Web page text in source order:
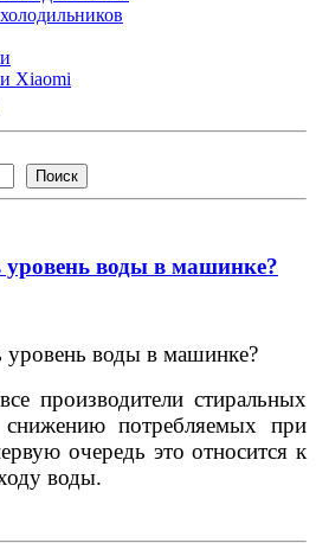
Xiaomi
Поиск
воды в машинке?
производители стиральных
потребляемых при
очередь это относится к
воды.